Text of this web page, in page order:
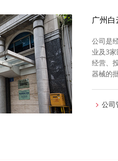
广州白
公司是
业及3
经营、
器械的
公司